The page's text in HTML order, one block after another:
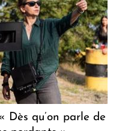
Dès qu’on parle de